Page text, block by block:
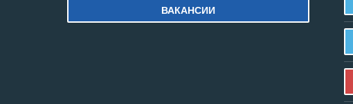
ВАКАНСИИ